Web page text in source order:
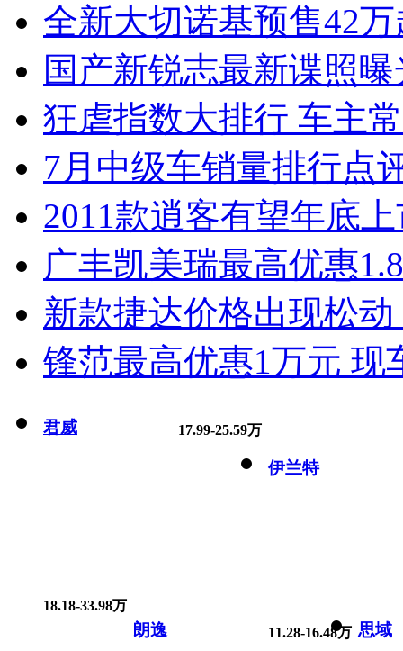
全新大切诺基预售42
国产新锐志最新谍照
狂虐指数大排行 车主
7月中级车销量排行点
2011款逍客有望年底
广丰凯美瑞最高优惠
新款捷达价格出现松
锋范最高优惠1万元 现
君威 17.99-25.59万
伊兰特
18.18-33.98万
朗逸 11.28-16.48万 思域